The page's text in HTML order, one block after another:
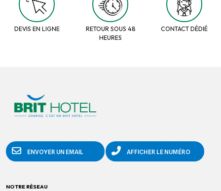
DEVIS EN LIGNE
RETOUR SOUS 48
HEURES
CONTACT DÉDIÉ
ENVOYER UN EMAIL AFFICHER LE NUMÉRO
NOTRE RÉSEAU